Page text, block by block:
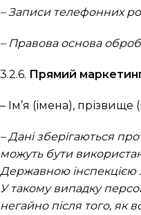
– Записи телефонних
– Правова основа
3.2.6. Прямий
– Ім’я (імена),
– Дані зберігаються
можуть бути
Державною інспекцією
У такому випадку
негайно після того, як